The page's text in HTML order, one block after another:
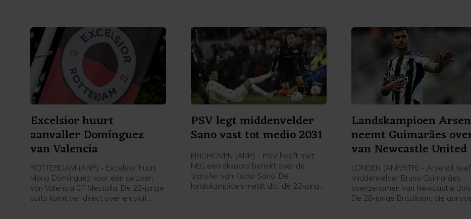
Excelsior huurt
aanvaller Domínguez
van Valencia
ROTTERDAM (ANP) - Excelsior huurt
Mario Domínguez voor één seizoen
van Valencia CF Mestalla. De 22-jarige
spits komt per direct over en sluit
PSV legt middenvelder
Sano vast tot medio 2031
EINDHOVEN (ANP) - PSV heeft met
NEC een akkoord bereikt over de
transfer van Kodai Sano. De
landskampioen meldt dat de 22-jarige
Landskampioen
neemt Guimarães
van Newcastle United
LONDEN (ANP/RTR) - Arsenal
middenvelder Bruno Guimarães
overgenomen van Newcastle
De 28-jarige Braziliaan, die